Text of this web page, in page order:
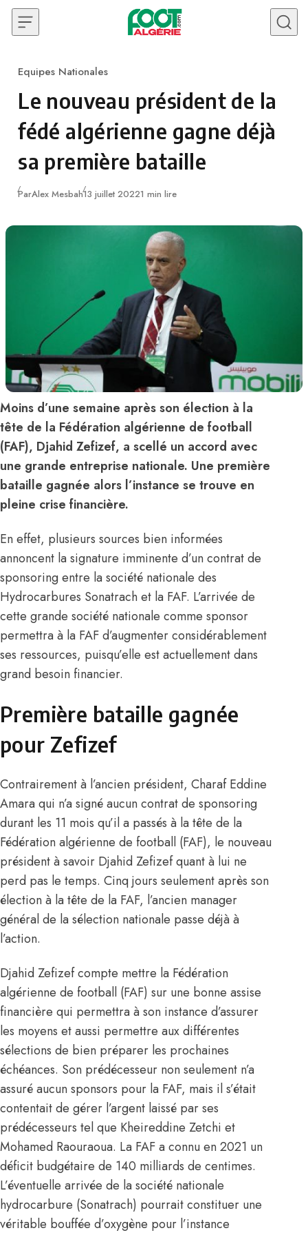
Skip to content
Category
Equipes Nationales
Le nouveau président de la
fédé algérienne gagne déjà
sa première bataille
ParAlex MesbahPublié
13 juillet 20221 min lire
Moins d’une semaine après son élection à la
tête de la Fédération algérienne de football
(FAF), Djahid Zefizef, a scellé un accord avec
une grande entreprise nationale. Une première
bataille gagnée alors l’instance se trouve en
pleine crise financière.
En effet, plusieurs sources bien informées
annoncent la signature imminente d’un contrat de
sponsoring entre la société nationale des
Hydrocarbures Sonatrach et la FAF. L’arrivée de
cette grande société nationale comme sponsor
permettra à la FAF d’augmenter considérablement
ses ressources, puisqu’elle est actuellement dans
grand besoin financier.
Première bataille gagnée
pour Zefizef
Contrairement à l’ancien président, Charaf Eddine
Amara qui n’a signé aucun contrat de sponsoring
durant les 11 mois qu’il a passés à la tête de la
Fédération algérienne de football (FAF), le nouveau
président à savoir Djahid Zefizef quant à lui ne
perd pas le temps. Cinq jours seulement après son
élection à la tête de la FAF, l’ancien manager
général de la sélection nationale passe déjà à
l’action.
Djahid Zefizef compte mettre la Fédération
algérienne de football (FAF) sur une bonne assise
financière qui permettra à son instance d’assurer
les moyens et aussi permettre aux différentes
sélections de bien préparer les prochaines
échéances. Son prédécesseur non seulement n’a
assuré aucun sponsors pour la FAF, mais il s’était
contentait de gérer l’argent laissé par ses
prédécesseurs tel que Kheireddine Zetchi et
Mohamed Raouraoua. La FAF a connu en 2021 un
déficit budgétaire de 140 milliards de centimes.
L’éventuelle arrivée de la société nationale
hydrocarbure (Sonatrach) pourrait constituer une
véritable bouffée d’oxygène pour l’instance